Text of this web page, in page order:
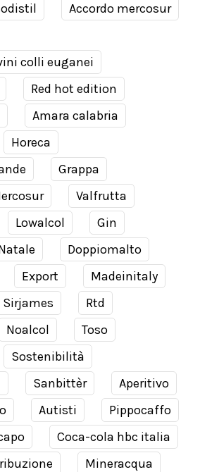
Accordo mercosur
colli euganei
Red hot edition
Amara calabria
Horeca
Grappa
Valfrutta
Lowalcol
Gin
Doppiomalto
Export
Madeinitaly
Sirjames
Rtd
Noalcol
Toso
Sostenibilità
Sanbittèr
Aperitivo
Autisti
Pippocaffo
Coca-cola hbc italia
Mineracqua